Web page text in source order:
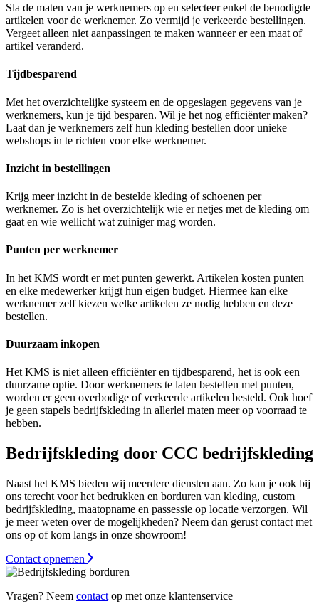
Sla de maten van je werknemers op en selecteer enkel de benodigde
artikelen voor de werknemer. Zo vermijd je verkeerde bestellingen.
Vergeet alleen niet aanpassingen te maken wanneer er een maat of
artikel veranderd.
Tijdbesparend
Met het overzichtelijke systeem en de opgeslagen gegevens van je
werknemers, kun je tijd besparen. Wil je het nog efficiënter maken?
Laat dan je werknemers zelf hun kleding bestellen door unieke
webshops in te richten voor elke werknemer.
Inzicht in bestellingen
Krijg meer inzicht in de bestelde kleding of schoenen per
werknemer. Zo is het overzichtelijk wie er netjes met de kleding om
gaat en wie wellicht wat zuiniger mag worden.
Punten per werknemer
In het KMS wordt er met punten gewerkt. Artikelen kosten punten
en elke medewerker krijgt hun eigen budget. Hiermee kan elke
werknemer zelf kiezen welke artikelen ze nodig hebben en deze
bestellen.
Duurzaam inkopen
Het KMS is niet alleen efficiënter en tijdbesparend, het is ook een
duurzame optie. Door werknemers te laten bestellen met punten,
worden er geen overbodige of verkeerde artikelen besteld. Ook hoef
je geen stapels bedrijfskleding in allerlei maten meer op voorraad te
hebben.
Bedrijfskleding door CCC bedrijfskleding
Naast het KMS bieden wij meerdere diensten aan. Zo kan je ook bij
ons terecht voor het bedrukken en borduren van kleding, custom
bedrijfskleding, maatopname en passessie op locatie verzorgen. Wil
je meer weten over de mogelijkheden? Neem dan gerust contact met
ons op of kom langs in onze showroom!
Contact opnemen
Vragen? Neem contact op met onze klantenservice